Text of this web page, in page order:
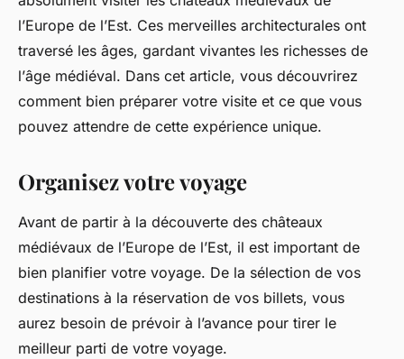
l’Europe de l’Est. Ces merveilles architecturales ont
traversé les âges, gardant vivantes les richesses de
l’âge médiéval. Dans cet article, vous découvrirez
comment bien préparer votre visite et ce que vous
pouvez attendre de cette expérience unique.
Organisez votre voyage
Avant de partir à la découverte des châteaux
médiévaux de l’Europe de l’Est, il est important de
bien planifier votre voyage. De la sélection de vos
destinations à la réservation de vos billets, vous
aurez besoin de prévoir à l’avance pour tirer le
meilleur parti de votre voyage.